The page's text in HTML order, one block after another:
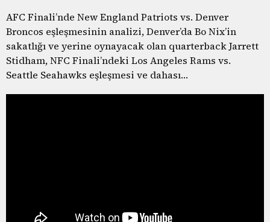
AFC Finali’nde New England Patriots vs. Denver
Broncos eşleşmesinin analizi, Denver’da Bo Nix’in
sakatlığı ve yerine oynayacak olan quarterback Jarrett
Stidham, NFC Finali’ndeki Los Angeles Rams vs.
Seattle Seahawks eşleşmesi ve dahası…